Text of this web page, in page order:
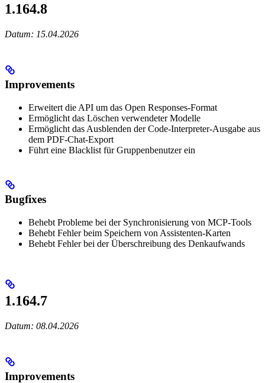
1.164.8
Datum: 15.04.2026
Improvements
Erweitert die API um das Open Responses-Format
Ermöglicht das Löschen verwendeter Modelle
Ermöglicht das Ausblenden der Code-Interpreter-Ausgabe aus
dem PDF-Chat-Export
Führt eine Blacklist für Gruppenbenutzer ein
Bugfixes
Behebt Probleme bei der Synchronisierung von MCP-Tools
Behebt Fehler beim Speichern von Assistenten-Karten
Behebt Fehler bei der Überschreibung des Denkaufwands
1.164.7
Datum: 08.04.2026
Improvements